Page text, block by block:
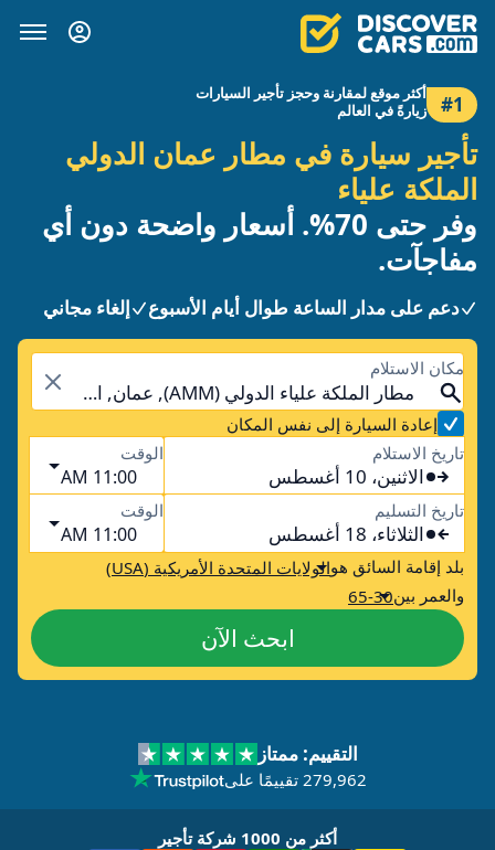
#1
أكثر موقع لمقارنة وحجز تأجير السيارات
زيارةً في العالم
تأجير سيارة في مطار عمان الدولي
الملكة علياء
وفر حتى 70%. أسعار واضحة دون أي
مفاجآت.
دعم على مدار الساعة طوال أيام الأسبوع إلغاء مجاني
مكان الاستلام
مطار الملكة علياء الدولي (AMM), عمان, الأردن
إعادة السيارة إلى نفس المكان
تاريخ الاستلام
الاثنين، 10 أغسطس
الوقت
11:00 AM
تاريخ التسليم
الثلاثاء، 18 أغسطس
الوقت
11:00 AM
بلد إقامة السائق هوالولايات المتحدة الأمريكية (USA)
والعمر بين65-30
ابحث الآن
التقييم: ممتاز
279,962 تقييمًا على
أكثر من 1000 شركة تأجير